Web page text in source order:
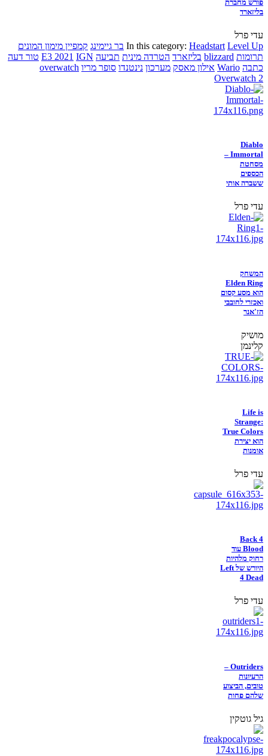
פורש מחברת
בליזארד
עדי פרל
In this category: Headstart Level Up בר גיימינג קמפיין מימון המונים
תרומות blizzard בליזארד הטרדה מינית תביעה E3 2021 IGN
טור דעה
כתבה Wario אילון מאסק מערכון נינטנדו סופר מריו overwatch
Overwatch 2
Diablo
Immortal –
מסחטת
הכספים
ששברה אותי
עדי פרל
המשחק
Elden Ring
הוא מסע קסום
ואכזרי לחובבי
הז'אנר
מושיק
קלינמן
Life is
Strange:
True Colors
הוא יצירת
אומנות
עדי פרל
Back 4
Blood עוד
רחוק מלהיות
היורש של Left
4 Dead
עדי פרל
Outriders –
הרעיונות
טובים, הביצוע
שלהם פחות
גיל גוטקין